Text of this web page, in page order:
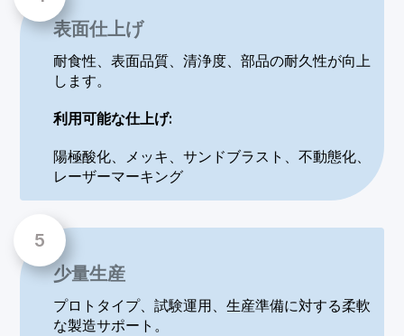
表面仕上げ
耐食性、表面品質、清浄度、部品の耐久性が向上
します。
利用可能な仕上げ:
陽極酸化、メッキ、サンドブラスト、不動態化、
レーザーマーキング
少量生産
プロトタイプ、試験運用、生産準備に対する柔軟
な製造サポート。